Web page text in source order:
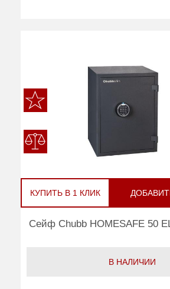
КУПИТЬ В 1 КЛИК
Сейф Chubb HOMESAFE 50
В НАЛИЧИИ